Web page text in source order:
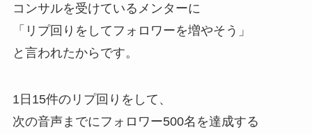
コンサルを受けているメンターに
「リプ回りをしてフォロワーを増やそう」
と言われたからです。
1日15件のリプ回りをして、
次の音声までにフォロワー500名を達成する